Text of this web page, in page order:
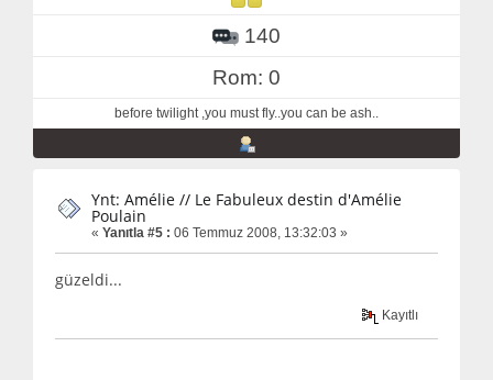
140
Rom: 0
before twilight ,you must fly..you can be ash..
Ynt: Amélie // Le Fabuleux destin d'Amélie
Poulain
« Yanıtla #5 : 06 Temmuz 2008, 13:32:03 »
güzeldi...
Kayıtlı